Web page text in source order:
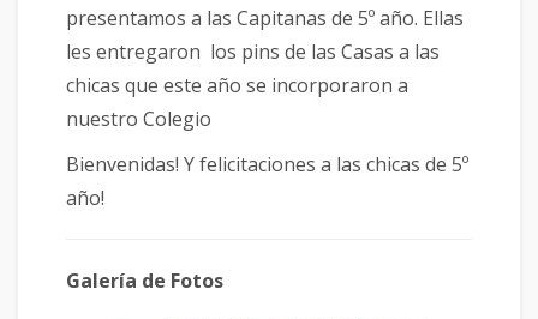
presentamos a las Capitanas de 5º año. Ellas
les entregaron los pins de las Casas a las
chicas que este año se incorporaron a
nuestro Colegio
Bienvenidas! Y felicitaciones a las chicas de 5º
año!
Galería de Fotos